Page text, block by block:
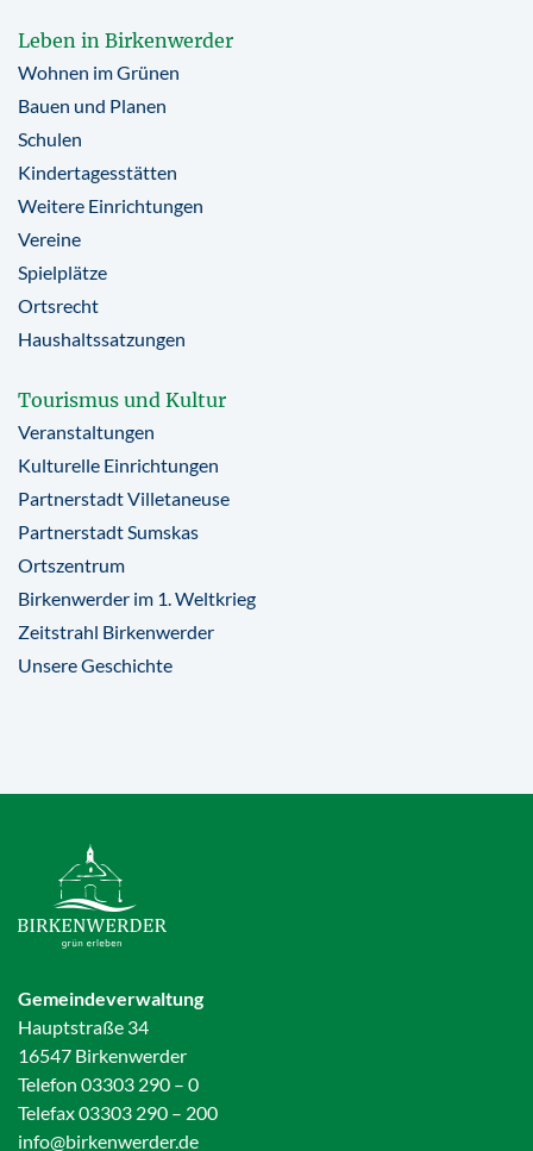
Leben in Birkenwerder
Wohnen im Grünen
Bauen und Planen
Schulen
Kindertagesstätten
Weitere Einrichtungen
Vereine
Spielplätze
Ortsrecht
Haushaltssatzungen
Tourismus und Kultur
Veranstaltungen
Kulturelle Einrichtungen
Partnerstadt Villetaneuse
Partnerstadt Sumskas
Ortszentrum
Birkenwerder im 1. Weltkrieg
Zeitstrahl Birkenwerder
Unsere Geschichte
Gemeindeverwaltung
Hauptstraße 34
16547 Birkenwerder
Telefon 03303 290 – 0
Telefax 03303 290 – 200
info@birkenwerder.de